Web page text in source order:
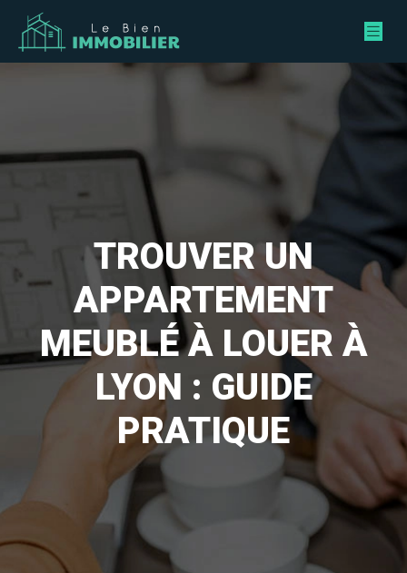
TROUVER UN
APPARTEMENT
MEUBLÉ À LOUER À
LYON : GUIDE
PRATIQUE